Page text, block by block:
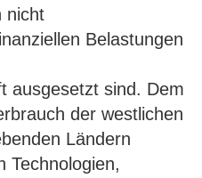
nicht
Belastungen
ausgesetzt sind. Dem
der westlichen
Ländern
Technologien,